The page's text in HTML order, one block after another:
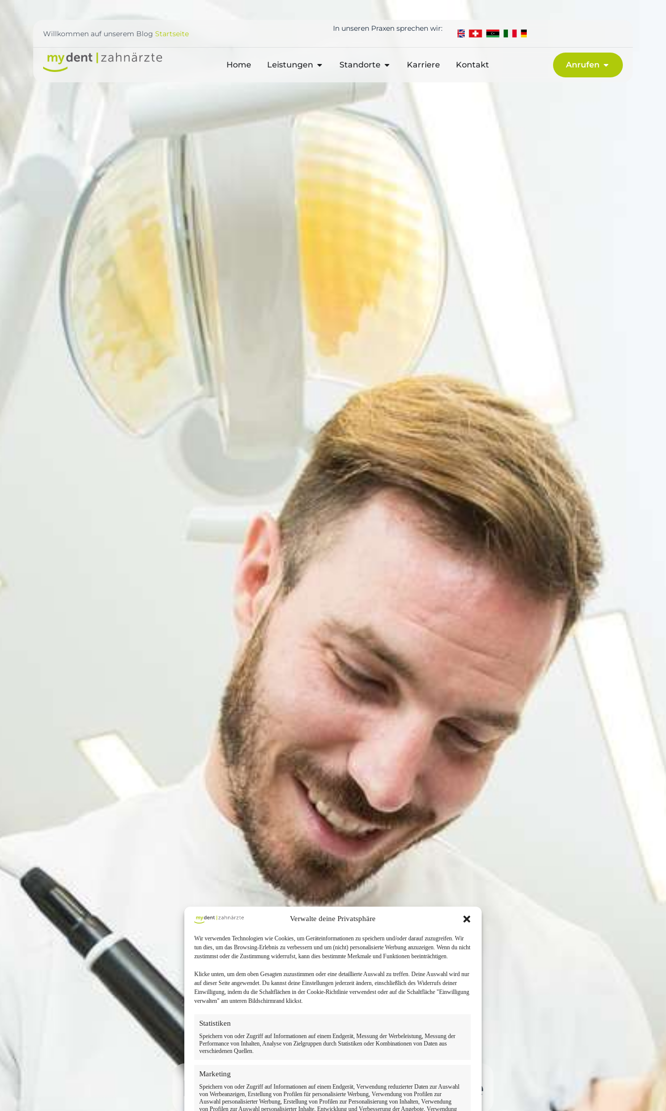
Verwalte deine Privatsphäre
Wir verwenden Technologien wie Cookies, um Geräteinformationen zu speichern und/oder darauf zuzugreifen. Wir
tun dies, um das Browsing-Erlebnis zu verbessern und um (nicht) personalisierte Werbung anzuzeigen. Wenn du nicht
zustimmst oder die Zustimmung widerrufst, kann dies bestimmte Merkmale und Funktionen beeinträchtigen.
Klicke unten, um dem oben Gesagten zuzustimmen oder eine detaillierte Auswahl zu treffen. Deine Auswahl wird nur
auf dieser Seite angewendet. Du kannst deine Einstellungen jederzeit ändern, einschließlich des Widerrufs deiner
Einwilligung, indem du die Schaltflächen in der Cookie-Richtlinie verwendest oder auf die Schaltfläche "Einwilligung
verwalten" am unteren Bildschirmrand klickst.
Statistiken
Speichern von oder Zugriff auf Informationen auf einem Endgerät, Messung der Werbeleistung, Messung der
Performance von Inhalten, Analyse von Zielgruppen durch Statistiken oder Kombinationen von Daten aus
verschiedenen Quellen.
Marketing
Speichern von oder Zugriff auf Informationen auf einem Endgerät, Verwendung reduzierter Daten zur Auswahl
von Werbeanzeigen, Erstellung von Profilen für personalisierte Werbung, Verwendung von Profilen zur
Auswahl personalisierter Werbung, Erstellung von Profilen zur Personalisierung von Inhalten, Verwendung
von Profilen zur Auswahl personalisierter Inhalte, Entwicklung und Verbesserung der Angebote, Verwendung
Willkommen auf unserem BlogStartseite
In unseren Praxen sprechen wir:
Home Leistungen Standorte Karriere Kontakt Anrufen
Ihr Zahnarzt in Ihrer Nähe